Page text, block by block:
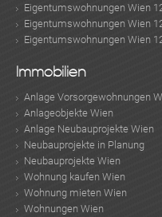
Eigentumswohnungen Wien
Eigentumswohnungen Wien
Eigentumswohnungen Wien
Immobilien
Anlage Vorsorgewohnungen
Anlageobjekte Wien
Anlage Neubauprojekte Wien
Neubauprojekte in Planung
Neubauprojekte Wien
Wohnung kaufen Wien
Wohnung mieten Wien
Wohnungen Wien